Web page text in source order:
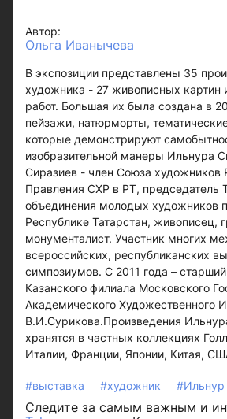
Автор:
Ольга Иванычева
В экспозиции представлены 35
художника - 27 живописных картин
работ. Большая их была создана в
пейзажи, натюрморты,
которые демонстрируют
изобразительной манеры Ильнура
Сиразиев - член Союза художников
Правления СХР в РТ, председатель
объединения молодых художников
Республике Татарстан, живописец,
монументалист. Участник многих
всероссийских, республиканских
симпозиумов. С 2011 года –
Казанского филиала Московского
Академического Художественного
В.И.Сурикова.Произведения
хранятся в частных коллекциях
Италии, Франции, Японии, Китая,
#выставка #художник #Ильнур
Следите за самым важным и